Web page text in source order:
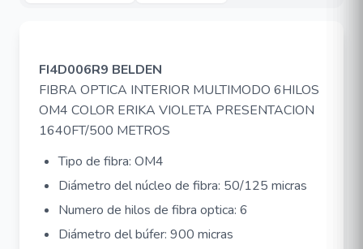
FI4D006R9 BELDEN
FIBRA OPTICA INTERIOR MULTIMODO 6HILOS
OM4 COLOR ERIKA VIOLETA PRESENTACION
1640FT/500 METROS
Tipo de fibra: OM4
Diámetro del núcleo de fibra: 50/125 micras
Numero de hilos de fibra optica: 6
Diámetro del búfer: 900 micras